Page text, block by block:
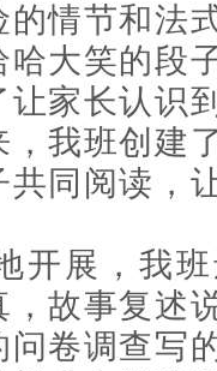
情节和法
大笑的段
家长认识
，我班创建
同阅读，
展，我班
故事复述
卷调查写